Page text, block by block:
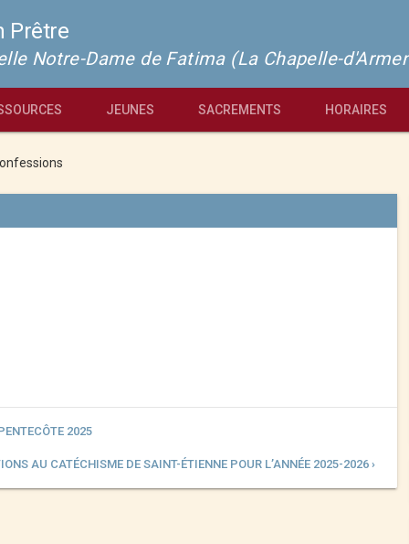
Prêtre
Notre-Dame de Fatima (La Chapelle-
JEUNES SACREMENTS HORAIRES
2025
AU CATÉCHISME DE SAINT-ÉTIENNE POUR L’ANNÉE 2025-2026 ›